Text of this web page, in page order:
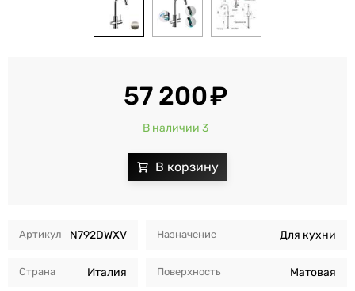
Артикул N792DWXV
Страна Италия
Назначение Для кухни
Поверхность Матовая
57 200
В наличии 3